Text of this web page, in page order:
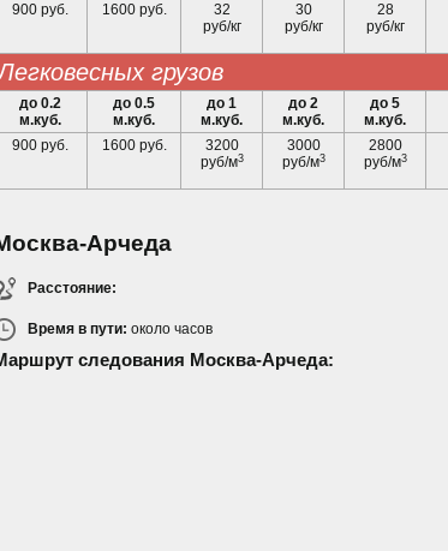
900 руб.
1600 руб.
32
руб/кг
30
руб/кг
28
руб/кг
легковесных грузов
до 0.2
м.куб.
до 0.5
м.куб.
до 1
м.куб.
до 2
м.куб.
до 5
м.куб.
900 руб.
1600 руб.
3200
руб/м3
3000
руб/м3
2800
руб/м3
Арчеда
Расстояние:
Время в пути: около часов
следования Москва-Арчеда: